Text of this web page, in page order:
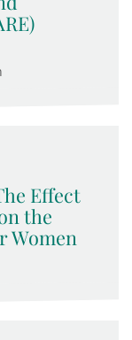
Effect
the
Women